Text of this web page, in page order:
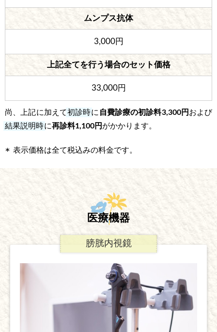
ムンプス抗体
3,000円
上記全てを行う場合のセット価格
33,000円
尚、上記に加えて初診時に 自費診療の初診料3,300円 および
結果説明時に再診料1,100円 がかかります。
表示価格は全て税込みの料金です。
医療機器
膀胱内視鏡